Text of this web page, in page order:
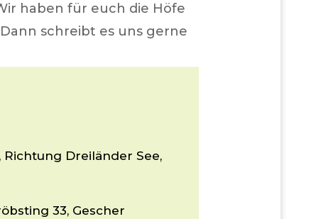
haben für euch die Höfe
schreibt es uns gerne
Richtung Dreiländer See,
33, Gescher